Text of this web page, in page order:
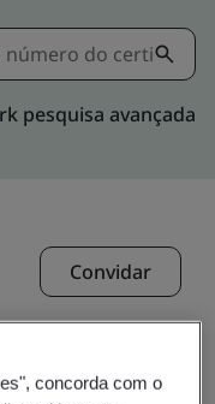
pesquisa avançada
Convidar
concorda com o